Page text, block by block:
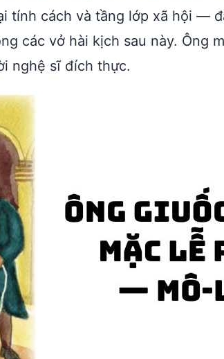
tính cách và tầng lớp xã hội —
các vở hài kịch sau này. Ông
nghệ sĩ đích thực.